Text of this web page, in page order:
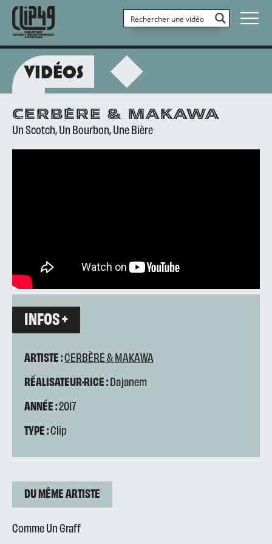
VIDÉOS
CERBÈRE & MAKAWA
Un Scotch, Un Bourbon, Une Bière
INFOS +
ARTISTE :CERBÈRE & MAKAWA
RÉALISATEUR·RICE :Dajanem
ANNÉE :2017
TYPE :Clip
DU MÊME ARTISTE
Comme Un Graff